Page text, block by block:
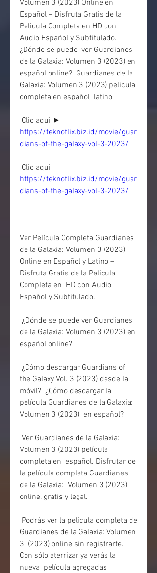
Volumen 3 (2023) Online en
Español – Disfruta Gratis de la
Pelicula Completa en HD con
Audio Español y Subtitulado.
¿Dónde se puede  ver Guardianes
de la Galaxia: Volumen 3 (2023) en
español online?  Guardianes de la
Galaxia: Volumen 3 (2023) pelicula
completa en español  latino
https://teknoflix.biz.id/movie/guar
dians-of-the-galaxy-vol-3-2023/
https://teknoflix.biz.id/movie/guar
dians-of-the-galaxy-vol-3-2023/
Ver Película Completa Guardianes
de la Galaxia: Volumen 3 (2023)
Online en Español y Latino –
Disfruta Gratis de la Pelicula
Completa en  HD con Audio
Español y Subtitulado.
de la Galaxia: Volumen 3 (2023) en
español online?
the Galaxy Vol. 3 (2023) desde la
móvil?  ¿Cómo descargar la
película Guardianes de la Galaxia:
Volumen 3 (2023)  en español?
Volumen 3 (2023) película
completa en  español. Disfrutar de
la película completa Guardianes
de la Galaxia:  Volumen 3 (2023)
online, gratis y legal.
Guardianes de la Galaxia: Volumen
3  (2023) online sin registrarte.
Con sólo aterrizar ya verás la
nueva  película agregadas